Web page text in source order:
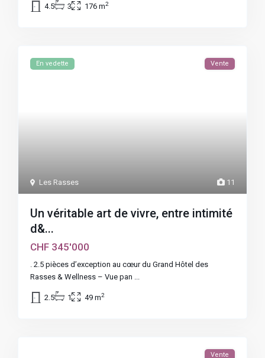
4.5 3 176 m2
11
Les Rasses
En vedette Vente
Un véritable art de vivre, entre intimité
d&...
CHF 345'000
. 2.5 pièces d’exception au cœur du Grand Hôtel des
Rasses & Wellness – Vue pan ...
2.5 1 49 m2
Vente